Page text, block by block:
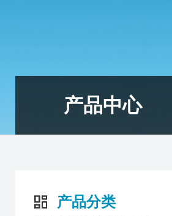
产品中心
产品分类